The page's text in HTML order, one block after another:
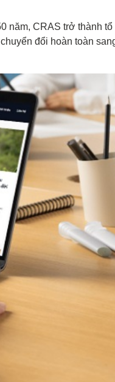
năm, CRAS trở thành
đổi hoàn toàn